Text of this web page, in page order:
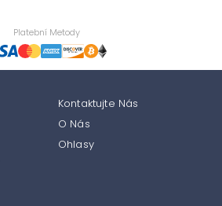
Platební Metody
Kontaktujte Nás
O Nás
Ohlasy